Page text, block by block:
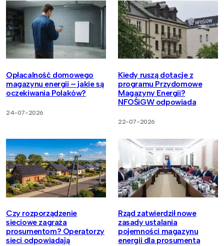
Opłacalność domowego
magazynu energii – jakie są
oczekiwania Polaków?
24-07-2026
Kiedy ruszą dotacje z
programu Przydomowe
Magazyny Energii?
NFOŚiGW odpowiada
22-07-2026
Czy rozporządzenie
sieciowe zagraża
prosumentom? Operatorzy
sieci odpowiadają
Rząd zatwierdził nowe
zasady ustalania
pojemności magazynu
energii dla prosumenta